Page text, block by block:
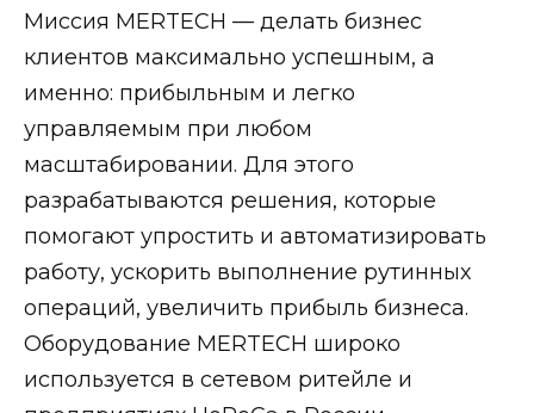
Миссия MERTECH — делать бизнес
клиентов максимально успешным, а
именно: прибыльным и легко
управляемым при любом
масштабировании. Для этого
разрабатываются решения, которые
помогают упростить и автоматизировать
работу, ускорить выполнение рутинных
операций, увеличить прибыль бизнеса.
Оборудование MERTECH широко
используется в сетевом ритейле и